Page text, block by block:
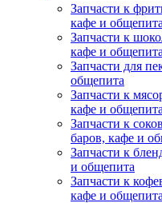
Запчасти к
кафе и общепита
Запчасти к
кафе и общепита
Запчасти для
общепита
Запчасти к
кафе и общепита
Запчасти к
баров, кафе и
Запчасти к
и общепита
Запчасти к
кафе и общепита